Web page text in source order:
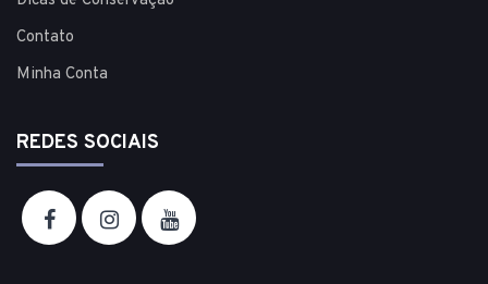
Contato
Minha Conta
REDES SOCIAIS